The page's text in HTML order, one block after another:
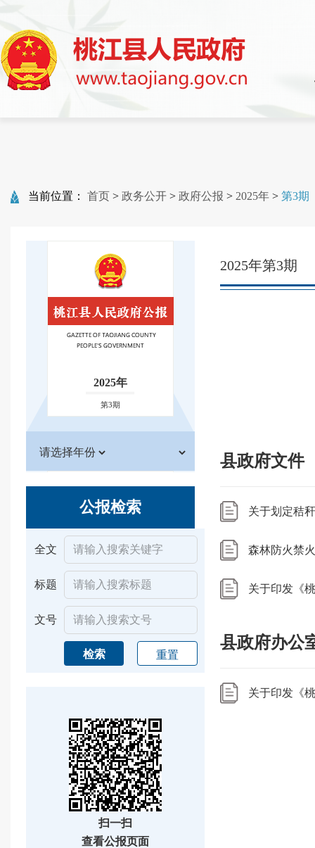
当前位置： 首页 > 政务公开 > 政府公报 > 2025年 > 第3期
2025年
第3期
公报检索
全文
标题
文号
检索 重置
扫一扫
查看公报页面
2025年第3期
县政府文件
关于划定秸
森林防火禁
关于印发《
县政府办公
关于印发《